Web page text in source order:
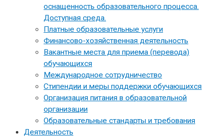
оснащенность образовательного процесса.
Доступная среда.
Платные образовательные услуги
Финансово-хозяйственная деятельность
Вакантные места для приема (перевода)
обучающихся
Международное сотрудничество
Стипендии и меры поддержки обучающихся
Организация питания в образовательной
организации
Образовательные стандарты и требования
Деятельность